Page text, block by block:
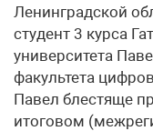
Ленинградской
студент 3 курса
университета
факультета
Павел блестяще
итоговом